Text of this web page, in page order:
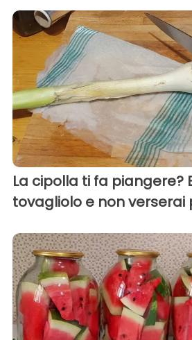
La cipolla ti fa piangere?
tovagliolo e non verserai